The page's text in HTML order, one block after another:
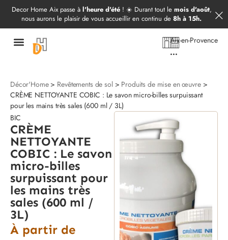
Decor Home Aix passe à l'heure d'été ! ☀️ Durant tout le mois d'août,
nous aurons le plaisir de vous accueillir en continu de 8h à 15h.
Aix-en-Provence
...
Décor'Home> Revêtements de sol> Produits de mise en œuvre>
CRÈME NETTOYANTE COBIC : Le savon micro-billes surpuissant
pour les mains très sales (600 ml / 3L)
BIC
CRÈME
NETTOYANTE
COBIC : Le savon
micro-billes
surpuissant pour
les mains très
sales (600 ml /
3L)
À partir de